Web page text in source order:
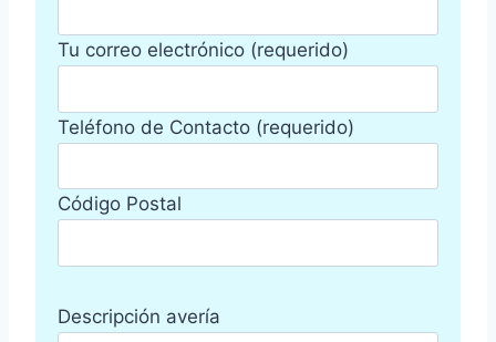
Tu correo electrónico (requerido)
Teléfono de Contacto (requerido)
Código Postal
Descripción avería